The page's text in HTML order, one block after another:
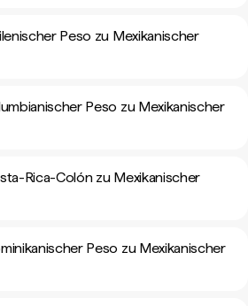
Peso zu Mexikanischer
Peso zu Mexikanischer
Rica-Colón zu Mexikanischer
Peso zu Mexikanischer